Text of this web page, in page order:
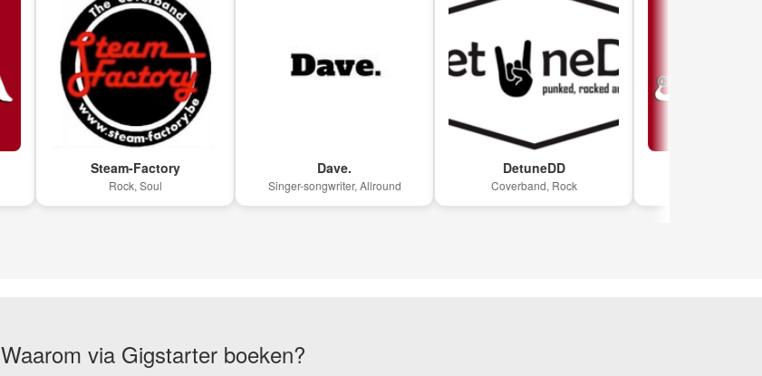
Steam-Factory
Rock, Soul Singer-songwriter, Allround
DetuneDD
Coverband, Rock
Waarom via Gigstarter boeken?